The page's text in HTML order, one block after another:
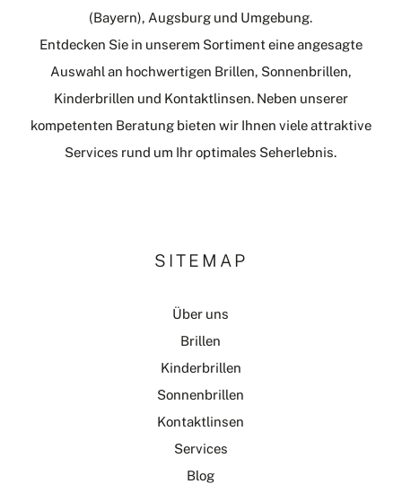
(Bayern), Augsburg und Umgebung.
Entdecken Sie in unserem Sortiment eine angesagte
Auswahl an hochwertigen Brillen, Sonnenbrillen,
Kinderbrillen und Kontaktlinsen. Neben unserer
kompetenten Beratung bieten wir Ihnen viele attraktive
Services rund um Ihr optimales Seherlebnis.
SITEMAP
Über uns
Brillen
Kinderbrillen
Sonnenbrillen
Kontaktlinsen
Services
Blog